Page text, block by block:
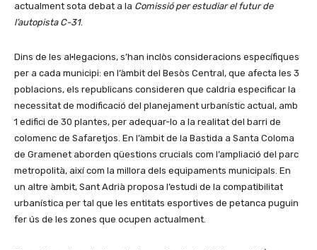
actualment sota debat a la Comissió per estudiar el futur de
l’autopista C-31.
Dins de les al·legacions, s’han inclòs consideracions específiques
per a cada municipi: en l’àmbit del Besòs Central, que afecta les 3
poblacions, els republicans consideren que caldria especificar la
necessitat de modificació del planejament urbanístic actual, amb
1 edifici de 30 plantes, per adequar-lo a la realitat del barri de
colomenc de Safaretjos. En l’àmbit de la Bastida a Santa Coloma
de Gramenet aborden qüestions crucials com l’ampliació del parc
metropolità, així com la millora dels equipaments municipals. En
un altre àmbit, Sant Adrià proposa l’estudi de la compatibilitat
urbanística per tal que les entitats esportives de petanca puguin
fer ús de les zones que ocupen actualment.